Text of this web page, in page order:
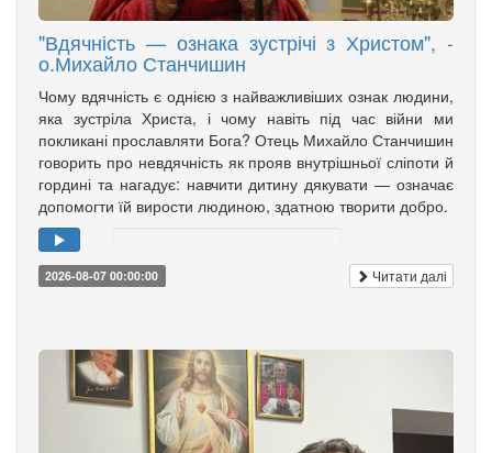
"Вдячність — ознака зустрічі з Христом", -
о.Михайло Станчишин
Чому вдячність є однією з найважливіших ознак людини,
яка зустріла Христа, і чому навіть під час війни ми
покликані прославляти Бога? Отець Михайло Станчишин
говорить про невдячність як прояв внутрішньої сліпоти й
гордині та нагадує: навчити дитину дякувати — означає
допомогти їй вирости людиною, здатною творити добро.
2026-08-07 00:00:00 Читати далі